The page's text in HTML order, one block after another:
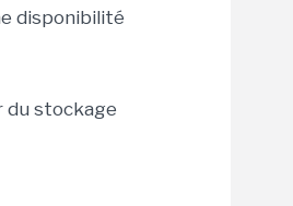
disponibilité
du stockage